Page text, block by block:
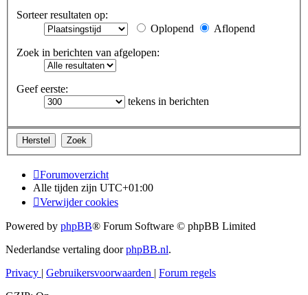
Sorteer resultaten op:
Oplopend
Aflopend
Zoek in berichten van afgelopen:
Geef eerste:
tekens in berichten
Forumoverzicht
Alle tijden zijn UTC+01:00
Verwijder cookies
Powered by phpBB® Forum Software © phpBB Limited
Nederlandse vertaling doorphpBB.nl.
Privacy | Gebruikersvoorwaarden | Forum regels